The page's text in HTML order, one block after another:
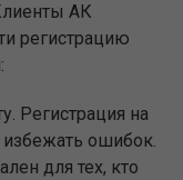
АК
регистрацию
Регистрация на
избежать ошибок.
для тех, кто